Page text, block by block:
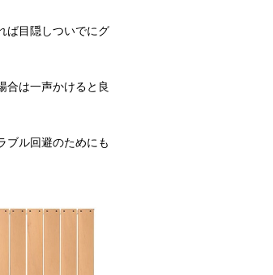
ば目隠しついでにグ
合は一声かけると良
ブル回避のためにも